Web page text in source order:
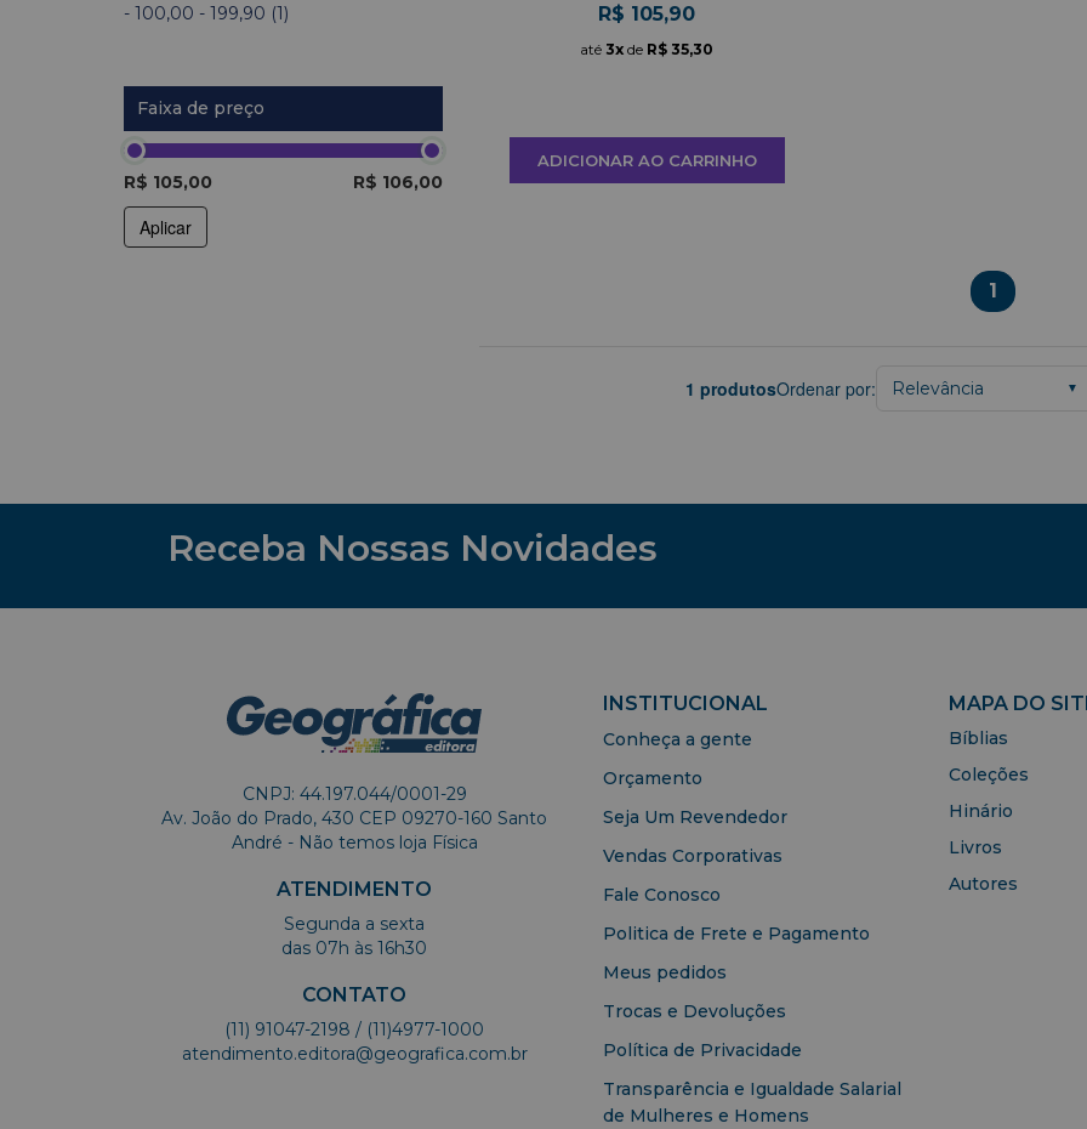
100,00 - 199,90 (1)
Faixa de preço
R$ 105,00 R$ 106,00
Aplicar
R$ 105,90
até 3x de R$ 35,30
ADICIONAR AO CARRINHO
1
1 produtosOrdenar por: Relevância ▼
Receba Nossas Novidades
CNPJ: 44.197.044/0001-29
Av. João do Prado, 430 CEP 09270-160 Santo
André - Não temos loja Física
ATENDIMENTO
Segunda a sexta
das 07h às 16h30
CONTATO
(11) 91047-2198 / (11)4977-1000
atendimento.editora@geografica.com.br
INSTITUCIONAL
Conheça a gente
Orçamento
Seja Um Revendedor
Vendas Corporativas
Fale Conosco
Politica de Frete e Pagamento
Meus pedidos
Trocas e Devoluções
Política de Privacidade
Transparência e Igualdade Salarial
de Mulheres e Homens
MAPA DO
Bíblias
Coleções
Hinário
Livros
Autores